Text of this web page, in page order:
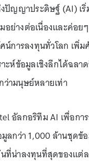
ญญาประดิษฐ์ (AI) เ
ย่างต่อเนื่องและค่อย
น์การลงทุนทั่วโลก เพิ่
ห์ข้อมูลเชิงลึกได้ฉลา
ามนุษย์หลายเท่า
อัลกอริทึม AI เพื่อก
ลกว่า 1,000 ล้านชุด
ที่น่าลงทุนที่สุดของแต่